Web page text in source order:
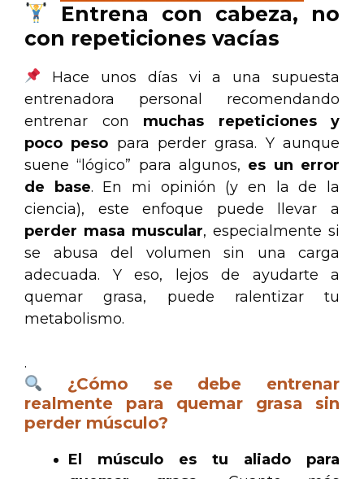
Entrena con cabeza, no
con repeticiones vacías
Hace unos días vi a una supuesta
entrenadora personal recomendando
entrenar con muchas repeticiones y
poco peso para perder grasa. Y aunque
suene “lógico” para algunos, es un error
de base. En mi opinión (y en la de la
ciencia), este enfoque puede llevar a
perder masa muscular, especialmente si
se abusa del volumen sin una carga
adecuada. Y eso, lejos de ayudarte a
quemar grasa, puede ralentizar tu
metabolismo.
.
¿Cómo se debe entrenar
realmente para quemar grasa sin
perder músculo?
El músculo es tu aliado para